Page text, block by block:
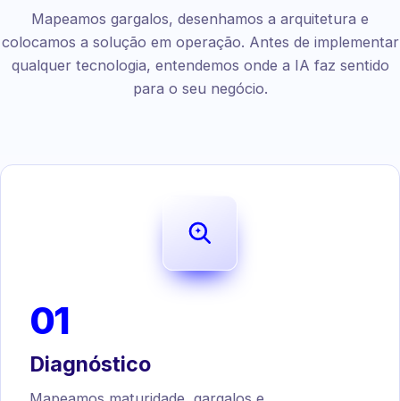
Mapeamos gargalos, desenhamos a arquitetura e
colocamos a solução em operação. Antes de implementar
qualquer tecnologia, entendemos onde a IA faz sentido
para o seu negócio.
01
Diagnóstico